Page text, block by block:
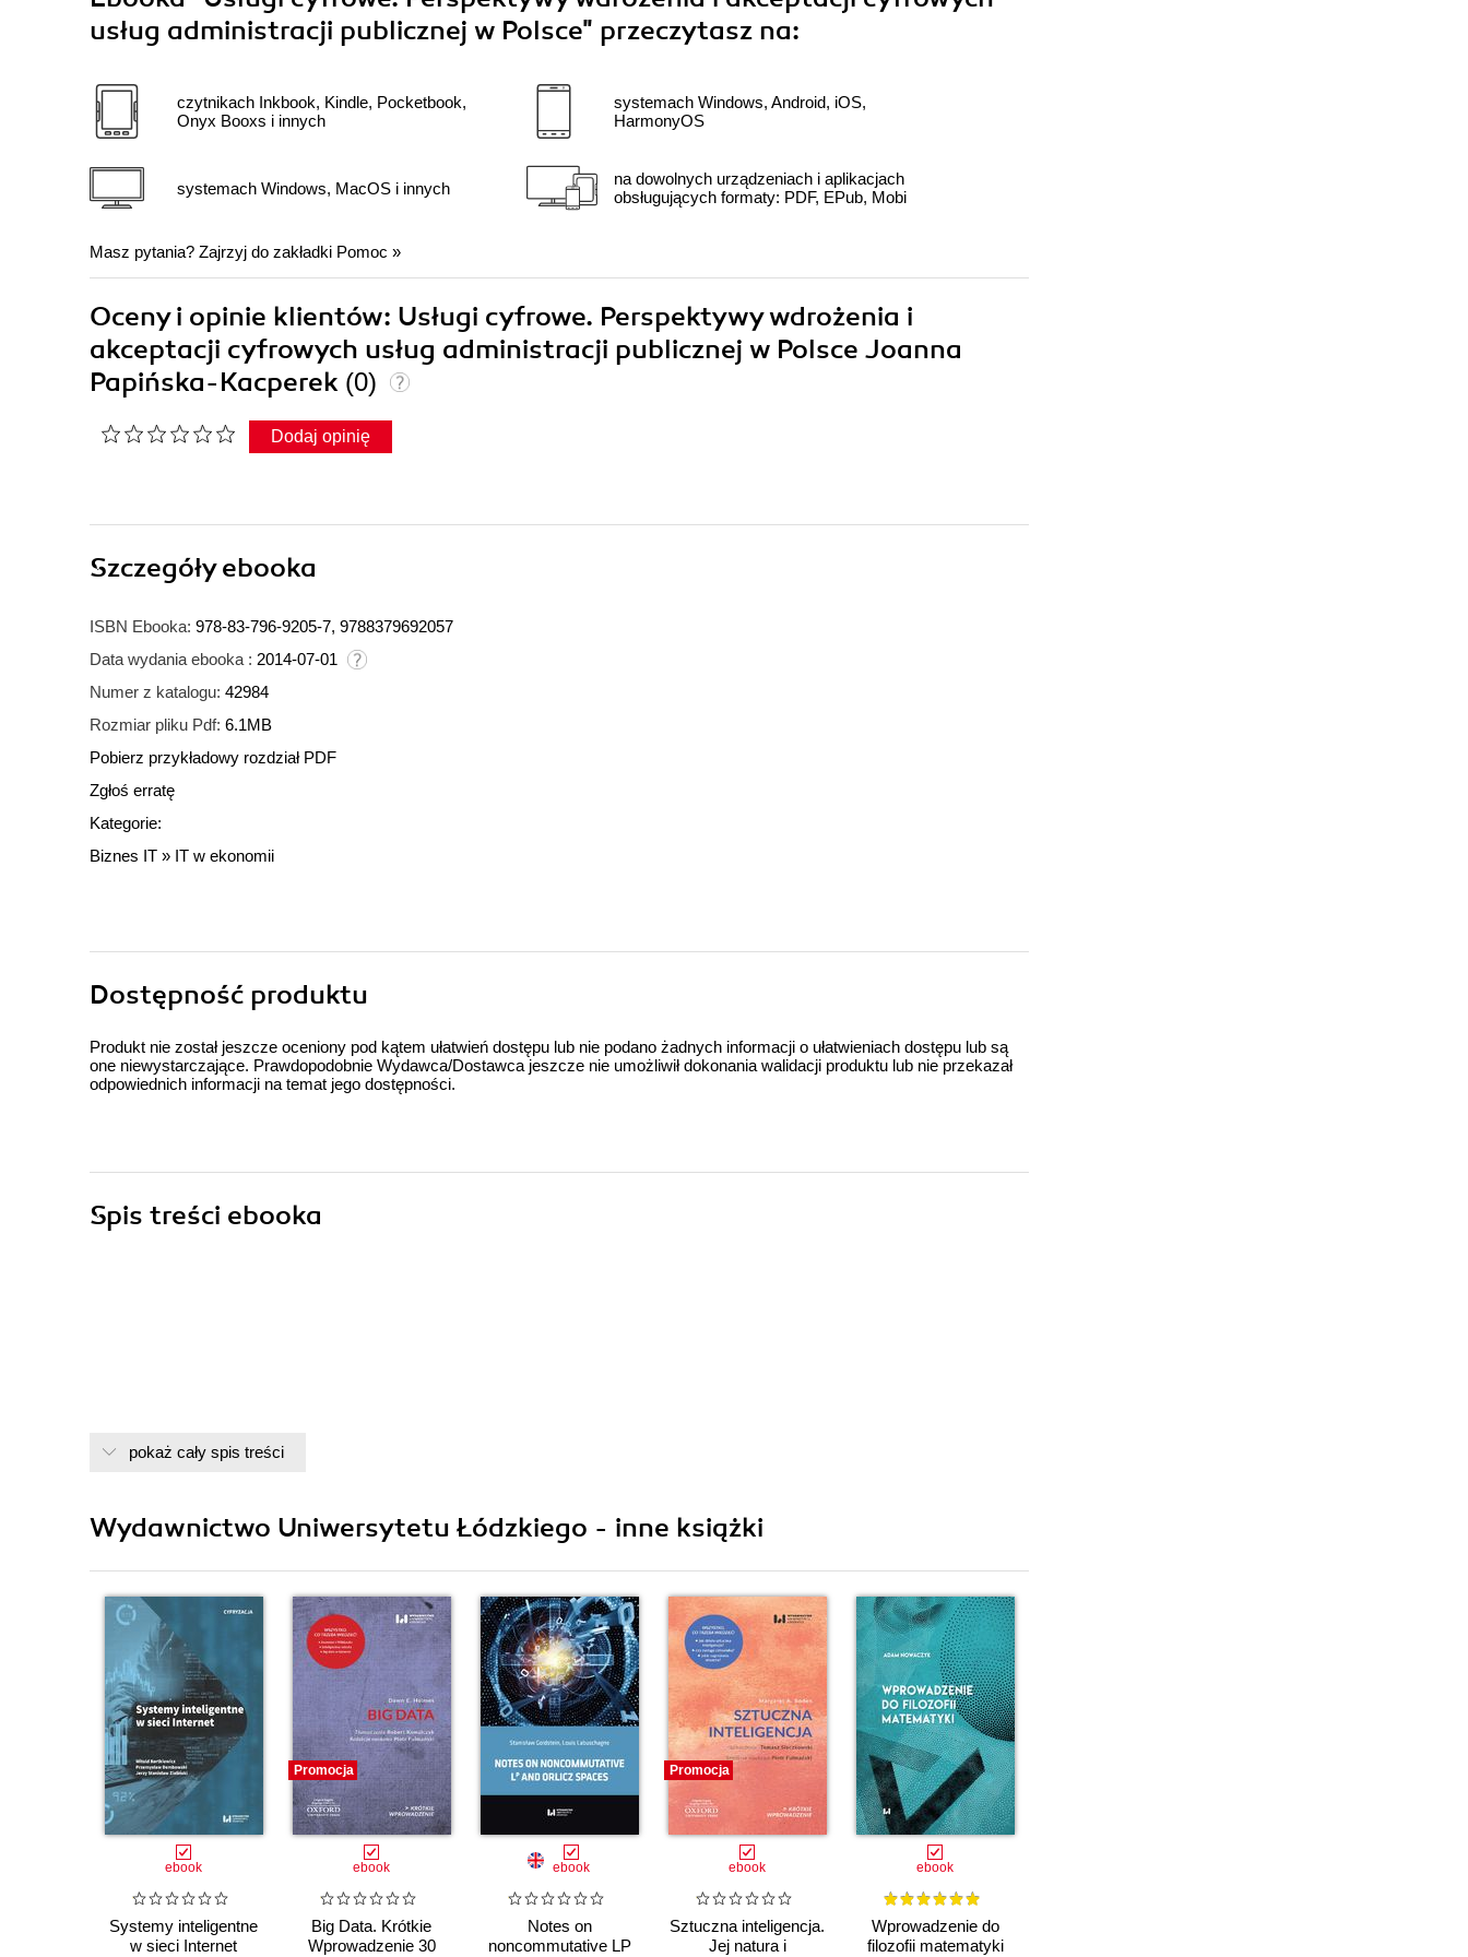
usług administracji publicznej w Polsce" przeczytasz na:
czytnikach Inkbook, Kindle, Pocketbook,
Onyx Booxs i innych
systemach Windows, MacOS i innych
systemach Windows, Android, iOS,
HarmonyOS
na dowolnych urządzeniach i aplikacjach
obsługujących formaty: PDF, EPub, Mobi
Masz pytania? Zajrzyj do zakładki Pomoc »
Oceny i opinie klientów: Usługi cyfrowe. Perspektywy wdrożenia i
akceptacji cyfrowych usług administracji publicznej w Polsce Joanna
Papińska-Kacperek (0)
Dodaj opinię
Szczegółyebooka
ISBN Ebooka: 978-83-796-9205-7, 9788379692057
Data wydania ebooka : 2014-07-01
Numer z katalogu: 42984
Rozmiar pliku Pdf: 6.1MB
Pobierz przykładowy rozdział PDF
Zgłoś erratę
Kategorie:
Biznes IT » IT w ekonomii
Dostępność produktu
Produkt nie został jeszcze oceniony pod kątem ułatwień dostępu lub nie podano żadnych informacji o ułatwieniach dostępu lub są
one niewystarczające. Prawdopodobnie Wydawca/Dostawca jeszcze nie umożliwił dokonania walidacji produktu lub nie przekazał
odpowiednich informacji na temat jego dostępności.
Spis treści ebooka
pokaż cały spis treści
Wydawnictwo Uniwersytetu Łódzkiego - inne książki
ebook
Systemy inteligentne
w sieci Internet
Promocja
ebook
Big Data. Krótkie
Wprowadzenie 30
ebook
Notes on
noncommutative LP
Promocja
ebook
Sztuczna inteligencja.
Jej natura i
ebook
Wprowadzenie do
filozofii matematyki